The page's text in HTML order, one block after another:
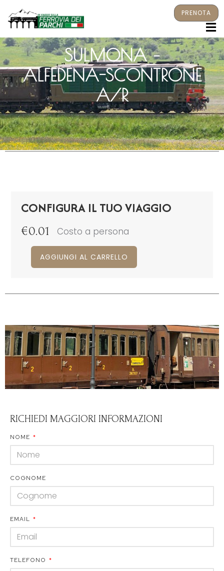
PRENOTA
SULMONA –
ALFEDENA-SCONTRONE
A/R
CONFIGURA IL TUO VIAGGIO
€0.01 Costo a persona
AGGIUNGI AL CARRELLO
RICHIEDI MAGGIORI INFORMAZIONI
NOME
COGNOME
EMAIL
TELEFONO